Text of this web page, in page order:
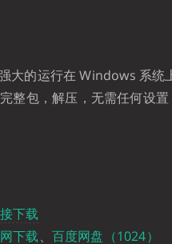
大的运行在 Windows 系统
整包，解压，无需任何设
下载
下载、 百度网盘（1024）